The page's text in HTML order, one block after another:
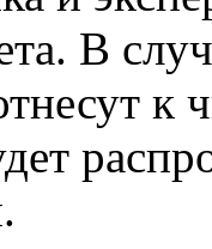
В
к